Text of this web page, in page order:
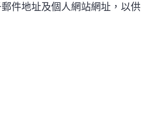
件地址及個人網站網址，以供